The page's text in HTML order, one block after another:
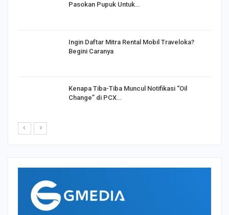
Pasokan Pupuk Untuk…
Ingin Daftar Mitra Rental Mobil Traveloka?
Begini Caranya
Kenapa Tiba-Tiba Muncul Notifikasi “Oil
Change” di PCX…